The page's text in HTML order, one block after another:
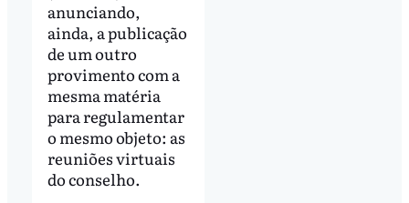
anunciando,
ainda, a publicação
de um outro
provimento com a
mesma matéria
para regulamentar
o mesmo objeto: as
reuniões virtuais
do conselho.